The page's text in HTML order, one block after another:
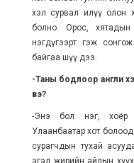
хэл сурвал илүү олон
болно. Орос, хятадын
нэгдүгээрт гэж
байгаа шүү дээ.
-Таны бодлоор англи
вэ?
-Энэ бол нэг, хоёр
Улаанбаатар хот
сурагчдын тухай
эгэл жирийн айлын